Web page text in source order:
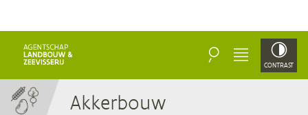
ZOEKEN MENU CONTRAST
Ak­ker­bouw